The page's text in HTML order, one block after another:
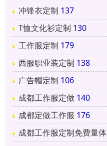
冲锋衣定制 137
T恤文化衫定制 130
工作服定制 179
西服职业装定制 138
广告帽定制 106
成都工作服定做 140
成都定做工作服 176
成都工作服定制免费量体